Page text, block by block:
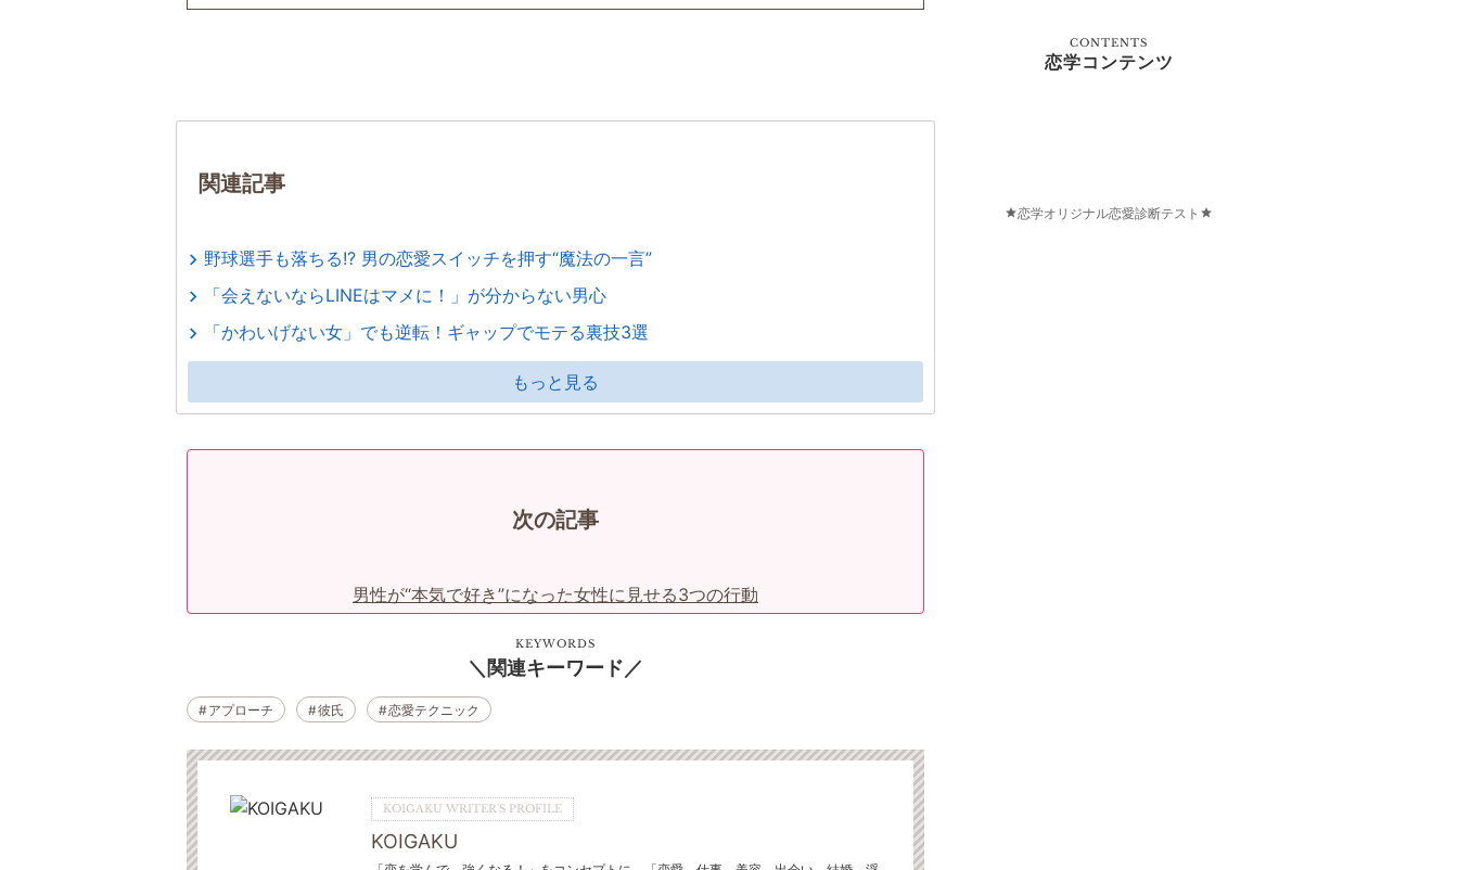
関連記事
野球選手も落ちる!? 男の恋愛スイッチを押す“魔法の一言”
「会えないならLINEはマメに！」が分からない男心
「かわいげない女」でも逆転！ギャップでモテる裏技3選
もっと見る
次の記事
男性が“本気で好き”になった女性に見せる3つの行動
KEYWORDS
関連キーワード
アプローチ 彼氏 恋愛テクニック
KOIGAKU WRITER'S PROFILE
KOIGAKU
CONTENTS
恋学コンテンツ
恋学オリジナル恋愛診断テスト